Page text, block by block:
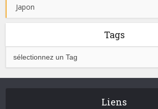
Japon
Tags
Liens